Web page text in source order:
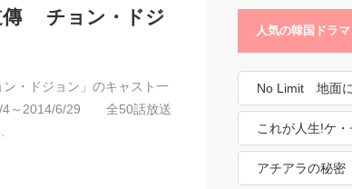
傳 チョン・ドジ
・ドジョン」のキャスト一
4～2014/6/29 全50話放送
人気の韓国ドラマ
No Limit 地面
これが人生!ケ
アチアラの秘密